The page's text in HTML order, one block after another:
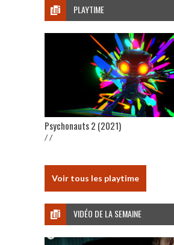
PLAYTIME
Psychonauts 2 (2021)
/ /
Voir tous les playtime
VIDÉO DE LA SEMAINE